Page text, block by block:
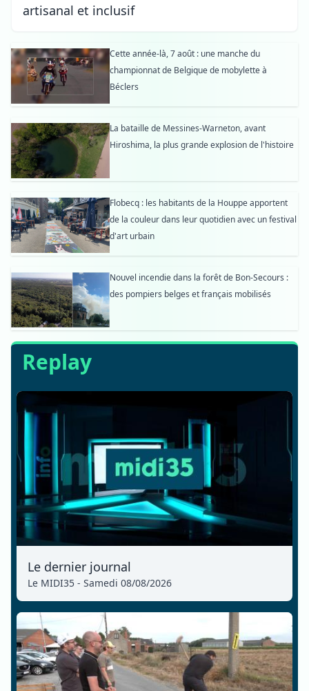
artisanal et inclusif
Cette année-là, 7 août : une manche du
championnat de Belgique de mobylette à
Béclers
La bataille de Messines-Warneton, avant
Hiroshima, la plus grande explosion de l'histoire
Flobecq : les habitants de la Houppe apportent
de la couleur dans leur quotidien avec un festival
d'art urbain
Nouvel incendie dans la forêt de Bon-Secours :
des pompiers belges et français mobilisés
Replay
Le dernier journal
Le MIDI35 - Samedi 08/08/2026